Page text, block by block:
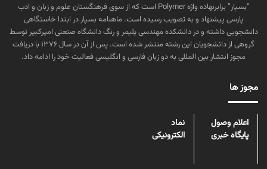
“بسپار” برابرنهاده واژه Polymer است که از سوی فرهنگستان علوم و زبان و ادب
پارسی پیشنهاد و به تصویب رسیده است. ماهنامه بسپار در ابتدا خاستگاهی
دانشجویی داشته و در دانشکده مهندسی پلیمر و رنگ دانشگاه صنعتی امیرکبیر توسط
گروهی از دانشجویان این رشته منتشر شده است. پس از آن در سال ۱۳۷۶ با دریافت
مجوز انتشار بین المللی به دو زبان فارسی و انگلیسی فعالیت خود را ادامه داد.
مجوز ها
اعلام وصول
پایگاه خبری
نماد
الکترونیکی